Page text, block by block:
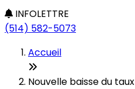
INFOLETTRE
(514) 582-5073
Accueil
Nouvelle baisse du